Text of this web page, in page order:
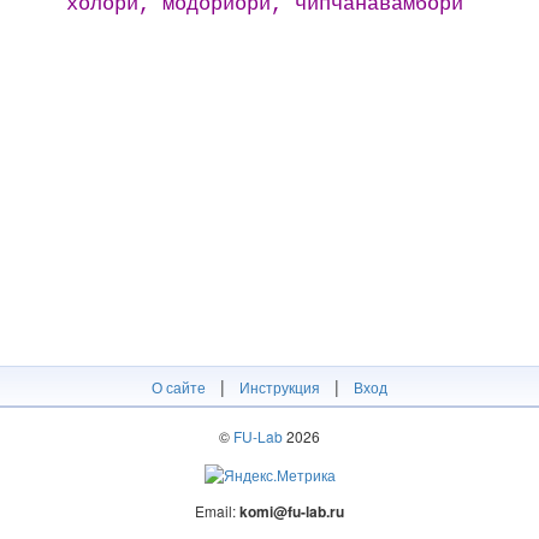
О сайте | Инструкция | Вход
© FU-Lab2026
Email:komi@fu-lab.ru